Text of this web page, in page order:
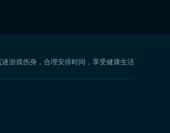
游戏伤身，合理安排时间，享受健康生活